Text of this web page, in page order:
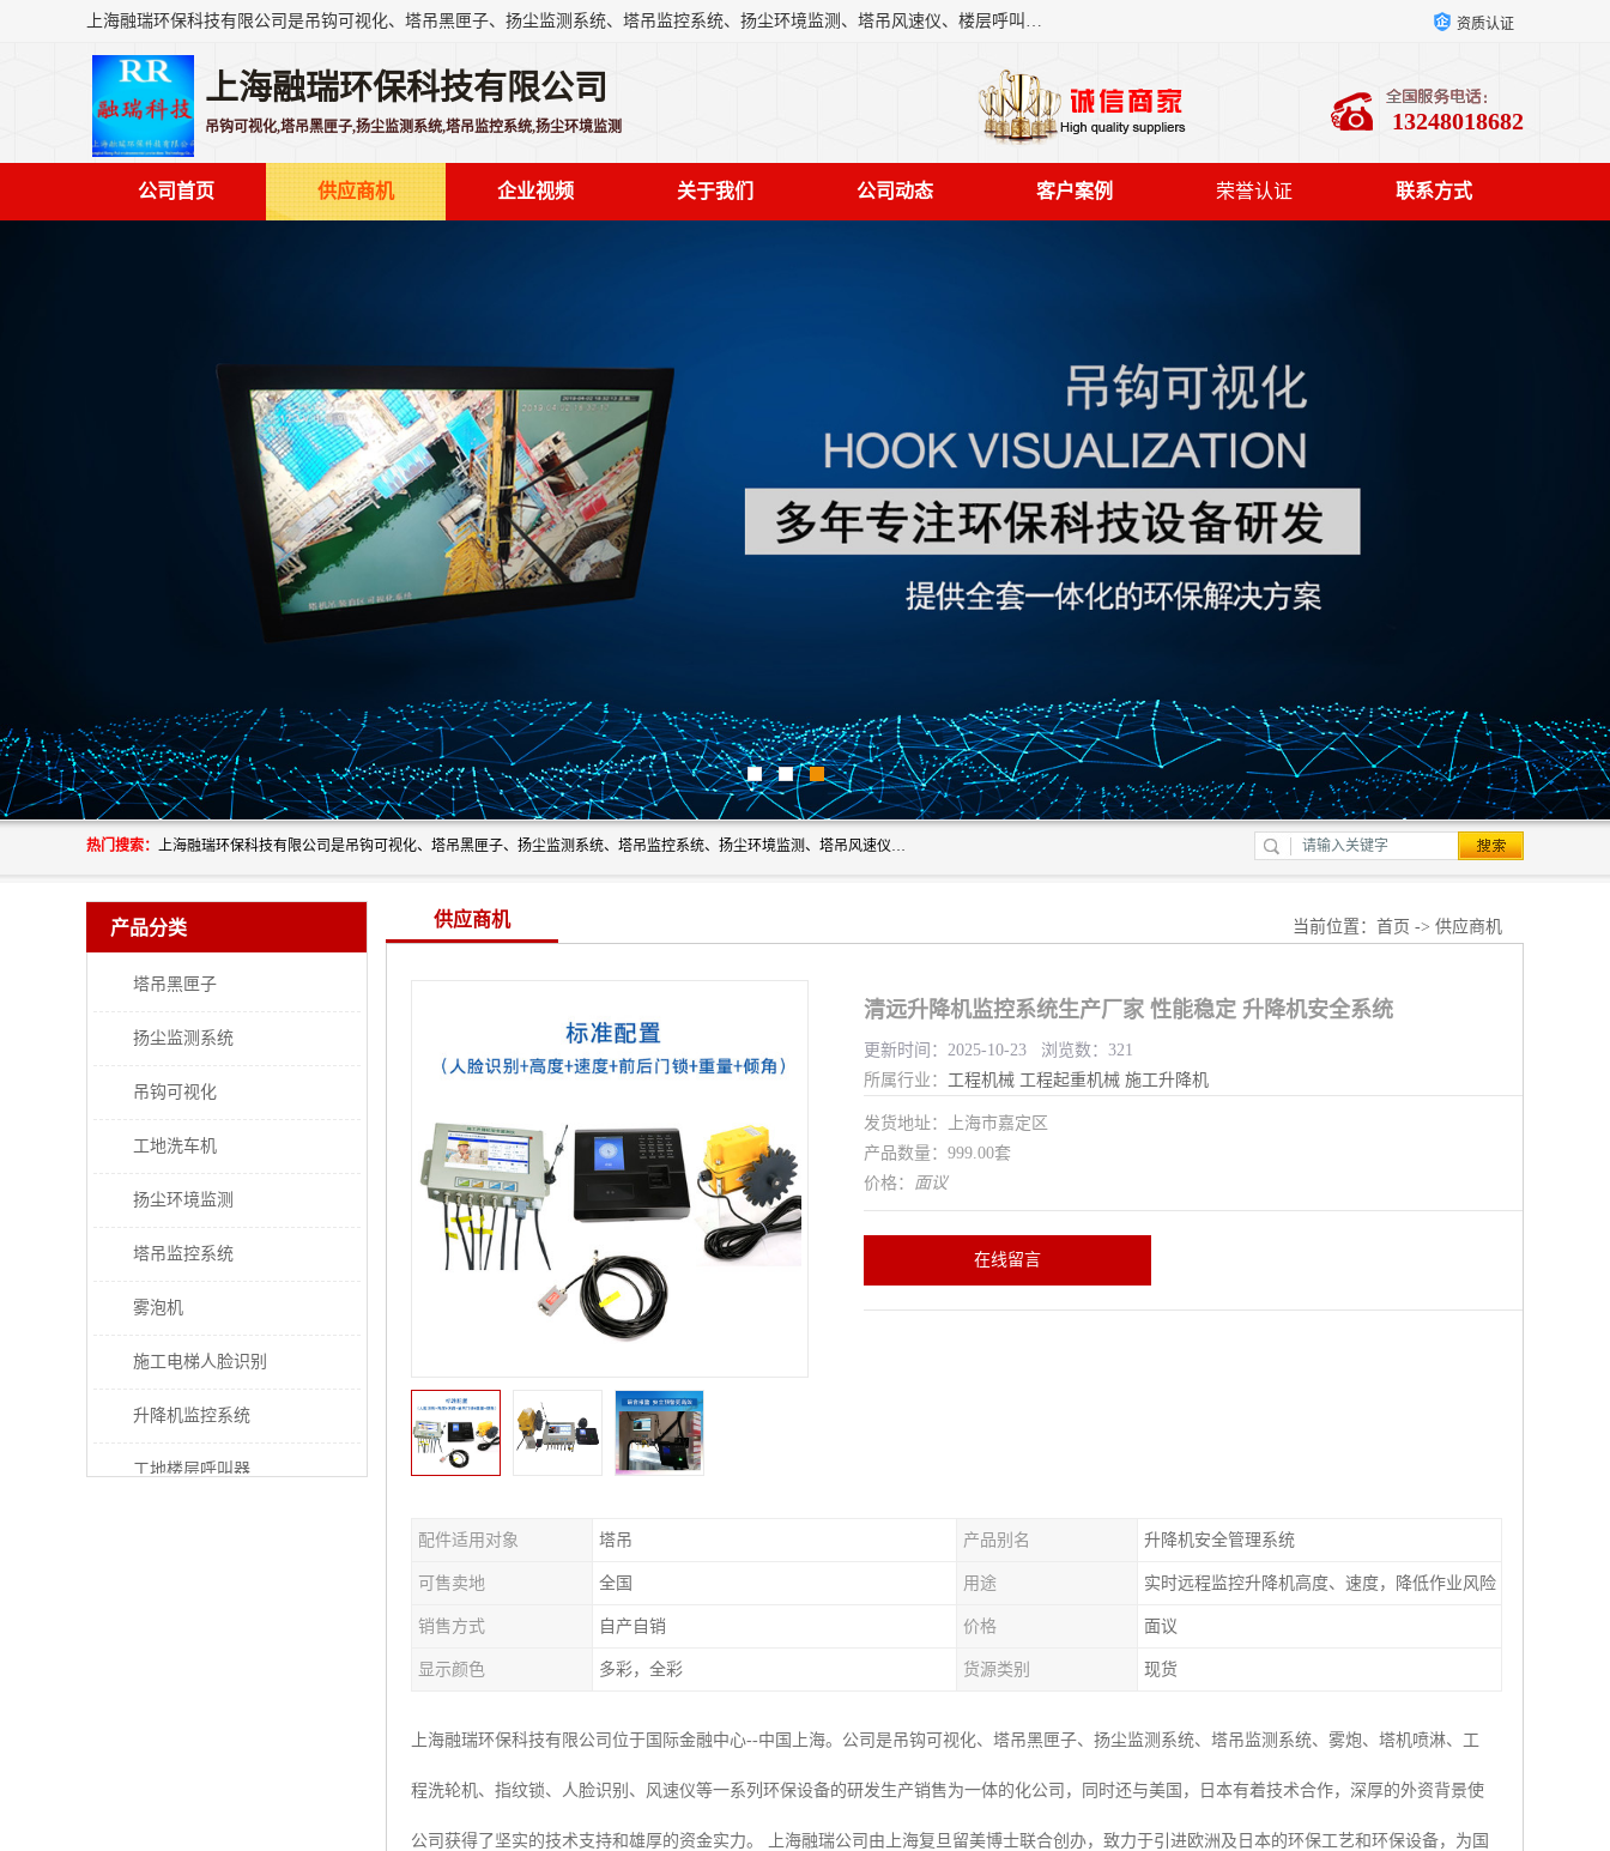
上海融瑞环保科技有限公司是吊钩可视化、塔吊黑匣子、扬尘监测系统、塔吊监控系统、扬尘环境监测、塔吊风速仪、楼层呼叫器、主令控制器、人脸识别、风速仪等一系列环保设备的研发生产销售为一体的专业化公司。 资质认证
上海融瑞环保科技有限公司
吊钩可视化,塔吊黑匣子,扬尘监测系统,塔吊监控系统,扬尘环境监测 13248018682
公司首页 供应商机 企业视频 关于我们 公司动态 客户案例 荣誉认证 联系方式
热门搜索： 上海融瑞环保科技有限公司是吊钩可视化、塔吊黑匣子、扬尘监测系统、塔吊监控系统、扬尘环境监测、塔吊风速仪、楼层呼叫器、主令控制器、人脸识别、风速仪等一系列环保设备的研发生产销售为一体的专业化公司。
产品分类
塔吊黑匣子
扬尘监测系统
吊钩可视化
工地洗车机
扬尘环境监测
塔吊监控系统
雾泡机
施工电梯人脸识别
升降机监控系统
工地楼层呼叫器
供应商机 当前位置： 首页 -> 供应商机
清远升降机监控系统生产厂家 性能稳定 升降机安全系统
更新时间：2025-10-23 浏览数：321
所属行业： 工程机械 工程起重机械 施工升降机
发货地址：上海市嘉定区
产品数量：999.00套
价格： 面议
在线留言
配件适用对象 塔吊 产品别名 升降机安全管理系统
可售卖地 全国 用途 实时远程监控升降机高度、速度，降低作业风险
销售方式 自产自销 价格 面议
显示颜色 多彩，全彩 货源类别 现货
上海融瑞环保科技有限公司位于国际金融中心--中国上海。公司是吊钩可视化、塔吊黑匣子、扬尘监测系统、塔吊监测系统、雾炮、塔机喷淋、工
程洗轮机、指纹锁、人脸识别、风速仪等一系列环保设备的研发生产销售为一体的化公司，同时还与美国，日本有着技术合作，深厚的外资背景使
公司获得了坚实的技术支持和雄厚的资金实力。 上海融瑞公司由上海复旦留美博士联合创办，致力于引进欧洲及日本的环保工艺和环保设备，为国